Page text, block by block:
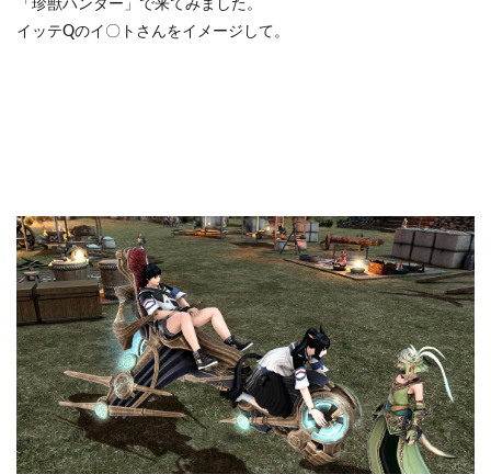
「珍獣ハンター」で来てみました。
イッテQのイ〇トさんをイメージして。